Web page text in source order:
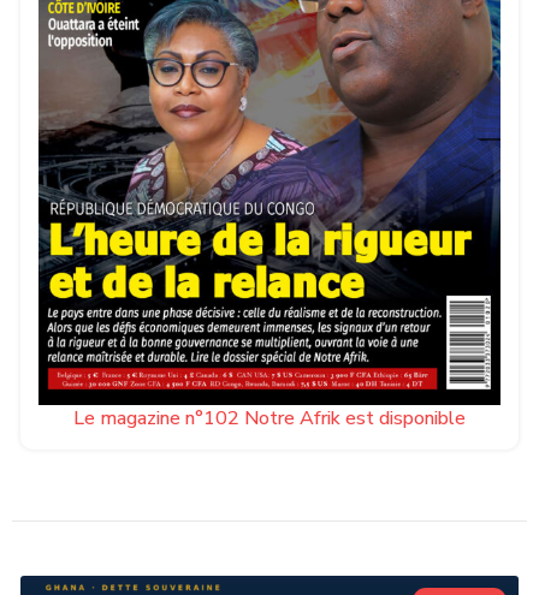
Le magazine n°102 Notre Afrik est disponible